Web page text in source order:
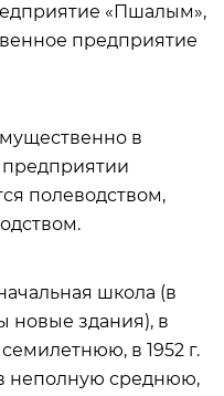
«Пшалым»,
предприятие
в
предприятии
полеводством,
школа (в
новые здания), в
в 1952 г.
неполную среднюю,